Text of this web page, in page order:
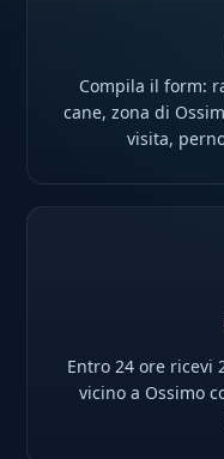
Compila il form:
cane, zona di
visita,
Entro 24 ore
vicino a Ossimo